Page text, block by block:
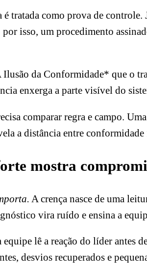
é tratada como prova de
por isso, um procedimento
da Conformidade* que o
enxerga a parte visível do
comparar regra e campo. Uma
a distância entre
mostra
A crença nasce de uma
vira ruído e ensina a
lê a reação do líder antes
desvios recuperados e